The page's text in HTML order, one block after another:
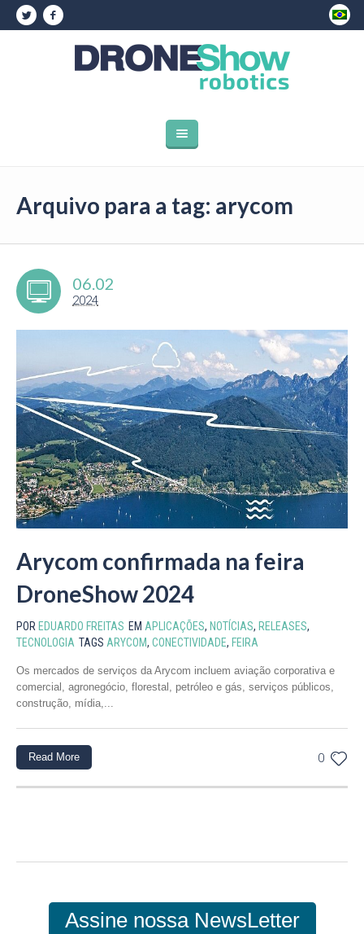
Arquivo para a tag: arycom
06.02
2024
Arycom confirmada na feira
DroneShow 2024
POR EDUARDO FREITAS EM APLICAÇÕES, NOTÍCIAS, RELEASES,
TECNOLOGIA TAGS ARYCOM, CONECTIVIDADE, FEIRA
Os mercados de serviços da Arycom incluem aviação corporativa e
comercial, agronegócio, florestal, petróleo e gás, serviços públicos,
construção, mídia,...
0
Read More
Assine nossa NewsLetter